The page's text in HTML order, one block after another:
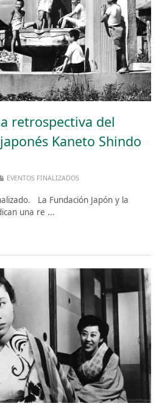
retrospectiva del
Kaneto Shindo
EVENTOS FINALIZADOS
La Fundación Japón y la
una re ...